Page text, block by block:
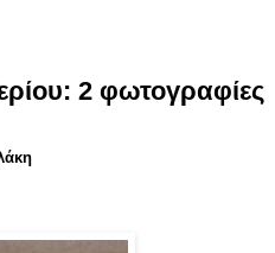
2 φωτογραφίες